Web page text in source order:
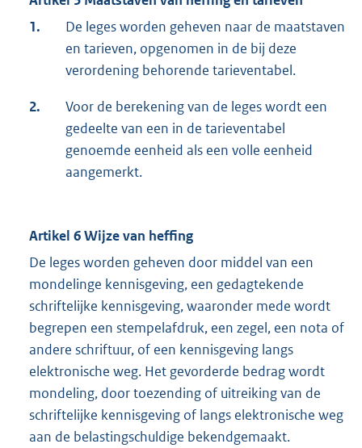
1.
De leges worden geheven naar de maatstaven
en tarieven, opgenomen in de bij deze
verordening behorende tarieventabel.
2.
Voor de berekening van de leges wordt een
gedeelte van een in de tarieventabel
genoemde eenheid als een volle eenheid
aangemerkt.
Artikel 6 Wijze van heffing
De leges worden geheven door middel van een
mondelinge kennisgeving, een gedagtekende
schriftelijke kennisgeving, waaronder mede wordt
begrepen een stempelafdruk, een zegel, een nota of
andere schriftuur, of een kennisgeving langs
elektronische weg. Het gevorderde bedrag wordt
mondeling, door toezending of uitreiking van de
schriftelijke kennisgeving of langs elektronische weg
aan de belastingschuldige bekendgemaakt.